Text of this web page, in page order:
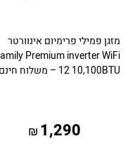
מזגן פמילי פרימיום אינוורטר
Premium inverter WiFi
12 10,100BTU – משלוח חינם
1,290
₪